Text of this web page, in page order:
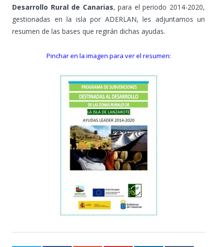
Desarrollo Rural de Canarias, para el periodo 2014-2020,
gestionadas en la isla por ADERLAN, les adjuntamos un
resumen de las bases que regirán dichas ayudas.
Pinchar en la imagen para ver el resumen: